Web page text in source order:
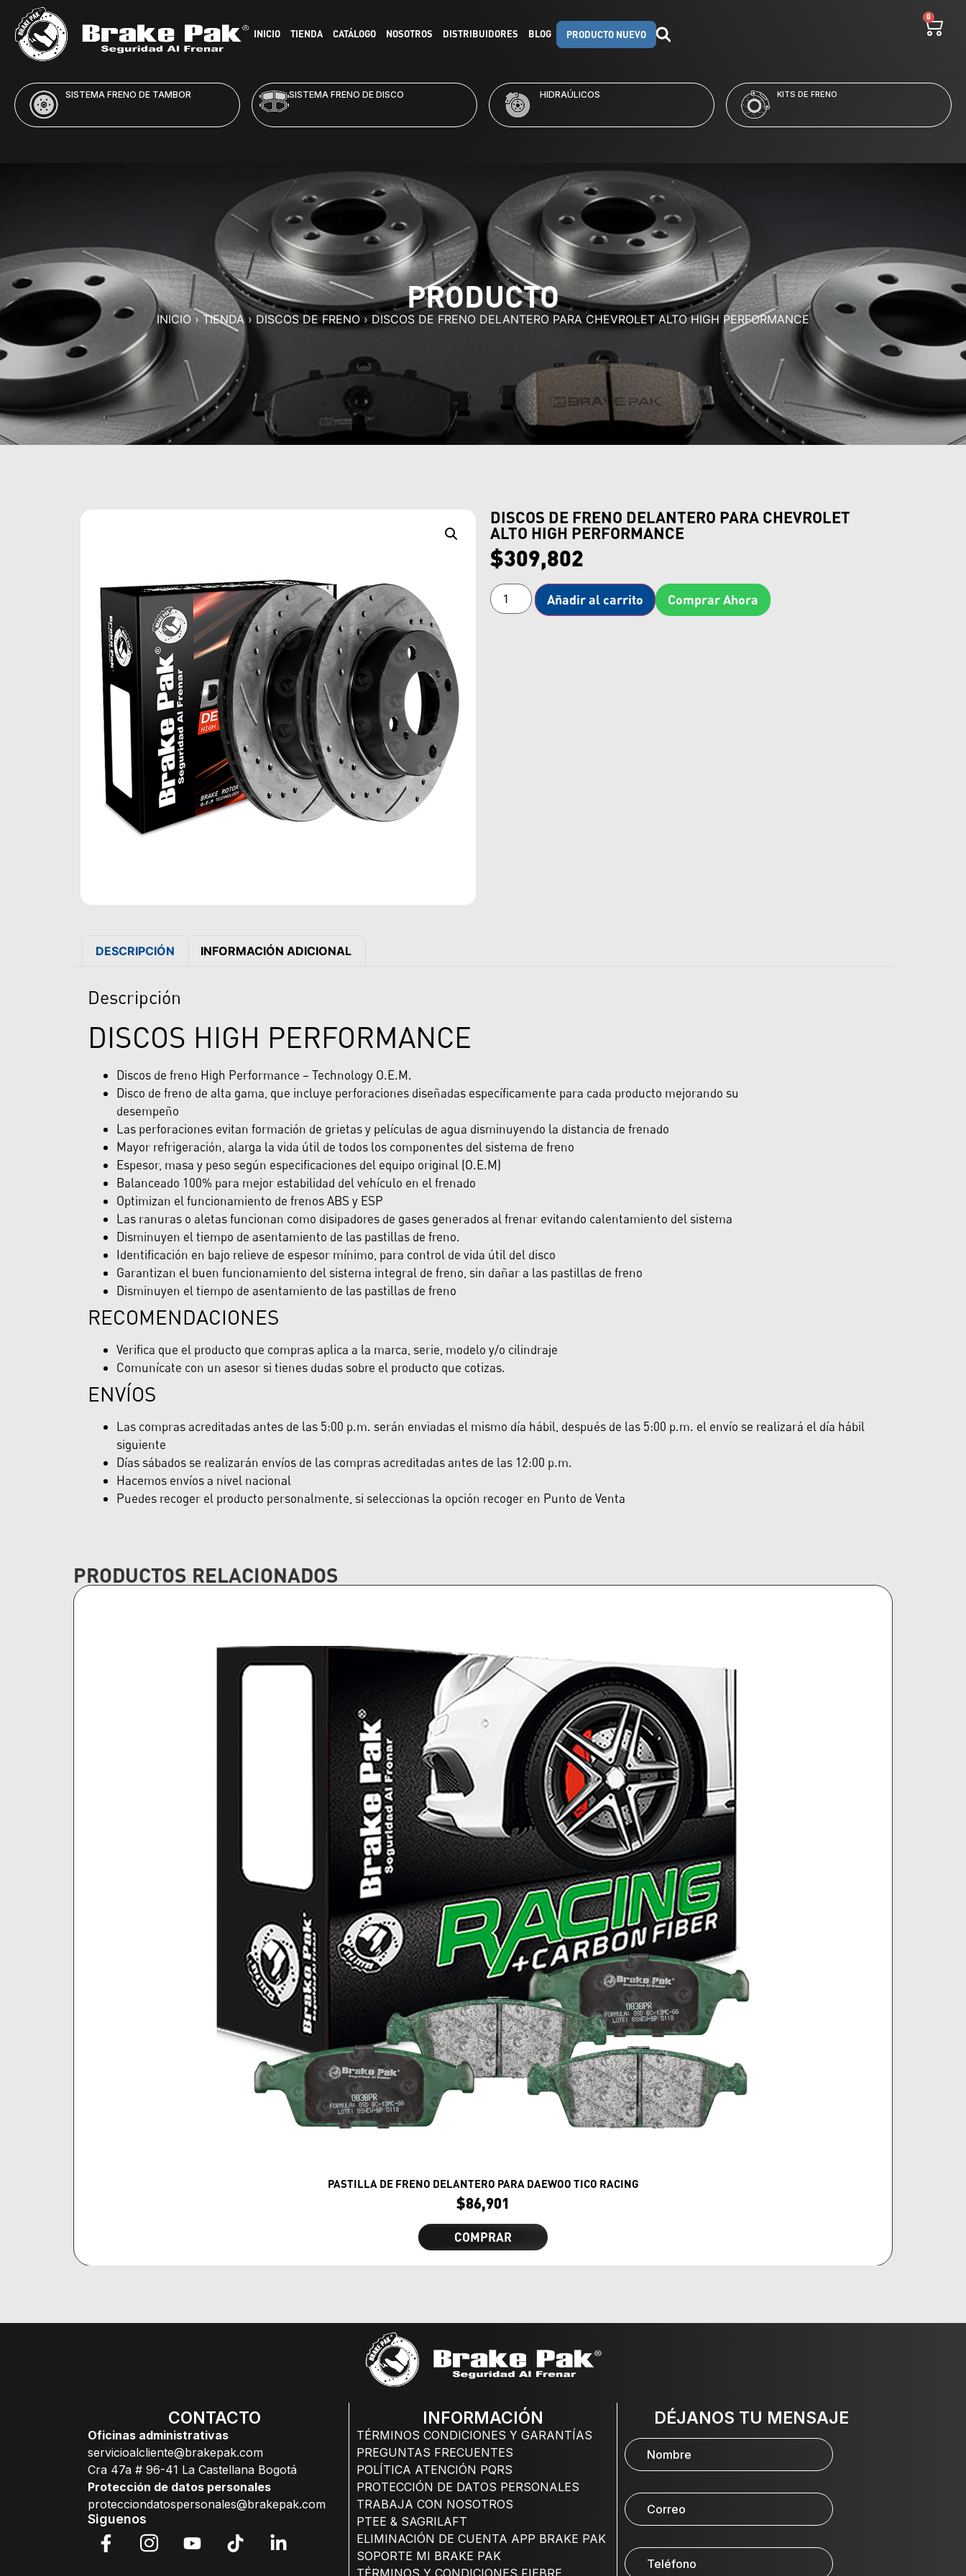
INICIO TIENDA CATÁLOGO NOSOTROS DISTRIBUIDORES BLOG PRODUCTO NUEVO
0
SISTEMA FRENO DE DISCO HIDRAÚLICOS KITS DE FRENO LÍQUIDO Y LIMPIADORES
PRODUCTO
INICIO›TIENDA› DISCOS DE FRENO › DISCOS DE FRENO DELANTERO PARA CHEVROLET ALTO HIGH PERFORMANCE
DISCOS DE FRENO DELANTERO PARA CHEVROLET
ALTO HIGH PERFORMANCE
$309,802
Añadir al carrito Comprar Ahora
DESCRIPCIÓN INFORMACIÓN ADICIONAL
Descripción
DISCOS HIGH PERFORMANCE
Discos de freno High Performance – Technology O.E.M.
Disco de freno de alta gama, que incluye perforaciones diseñadas específicamente para cada producto mejorando su
desempeño
Las perforaciones evitan formación de grietas y películas de agua disminuyendo la distancia de frenado
Mayor refrigeración, alarga la vida útil de todos los componentes del sistema de freno
Espesor, masa y peso según especificaciones del equipo original (O.E.M)
Balanceado 100% para mejor estabilidad del vehículo en el frenado
Optimizan el funcionamiento de frenos ABS y ESP
Las ranuras o aletas funcionan como disipadores de gases generados al frenar evitando calentamiento del sistema
Disminuyen el tiempo de asentamiento de las pastillas de freno.
Identificación en bajo relieve de espesor mínimo, para control de vida útil del disco
Garantizan el buen funcionamiento del sistema integral de freno, sin dañar a las pastillas de freno
Disminuyen el tiempo de asentamiento de las pastillas de freno
RECOMENDACIONES
Verifica que el producto que compras aplica a la marca, serie, modelo y/o cilindraje
Comunícate con un asesor si tienes dudas sobre el producto que cotizas.
ENVÍOS
Las compras acreditadas antes de las 5:00 p.m. serán enviadas el mismo día hábil, después de las 5:00 p.m. el envío se realizará el día hábil
siguiente
Días sábados se realizarán envíos de las compras acreditadas antes de las 12:00 p.m.
Hacemos envíos a nivel nacional
Puedes recoger el producto personalmente, si seleccionas la opción recoger en Punto de Venta
PRODUCTOS RELACIONADOS
PASTILLA DE FRENO DELANTERO PARA DAEWOO TICO RACING
$86,901
COMPRAR
CONTACTO
Oficinas administrativas
servicioalcliente@brakepak.com
Cra 47a # 96-41 La Castellana Bogotá
Protección de datos personales
protecciondatospersonales@brakepak.com
Siguenos
INFORMACIÓN
TÉRMINOS CONDICIONES Y GARANTÍAS
PREGUNTAS FRECUENTES
POLÍTICA ATENCIÓN PQRS
PROTECCIÓN DE DATOS PERSONALES
TRABAJA CON NOSOTROS
PTEE & SAGRILAFT
ELIMINACIÓN DE CUENTA APP BRAKE PAK
SOPORTE MI BRAKE PAK
TÉRMINOS Y CONDICIONES FIEBRE
DÉJANOS TU MENSAJE